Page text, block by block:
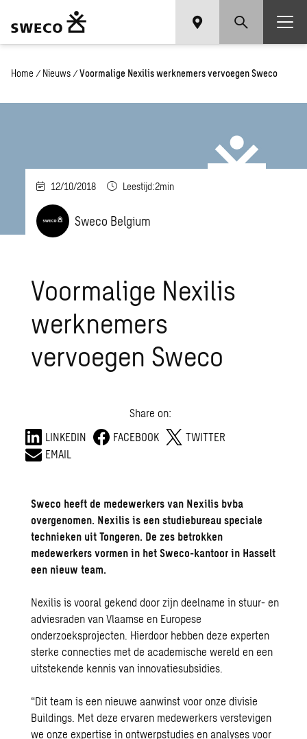
Home / Nieuws / Voormalige Nexilis werknemers vervoegen Sweco
12/10/2018 Leestijd:2min
Sweco Belgium
Voormalige Nexilis
werknemers
vervoegen Sweco
Share on:
LINKEDIN
FACEBOOK
TWITTER
EMAIL
Sweco heeft de medewerkers van Nexilis bvba
overgenomen. Nexilis is een studiebureau speciale
technieken uit Tongeren. De zes betrokken
medewerkers vormen in het Sweco-kantoor in Hasselt
een nieuw team.
Nexilis is vooral gekend door zijn deelname in stuur- en
adviesraden van Vlaamse en Europese
onderzoeksprojecten. Hierdoor hebben deze experten
sterke connecties met de academische wereld en een
uitstekende kennis van innovatiesubsidies.
“Dit team is een nieuwe aanwinst voor onze divisie
Buildings. Met deze ervaren medewerkers verstevigen
we onze expertise in ontwerpstudies en analyses voor